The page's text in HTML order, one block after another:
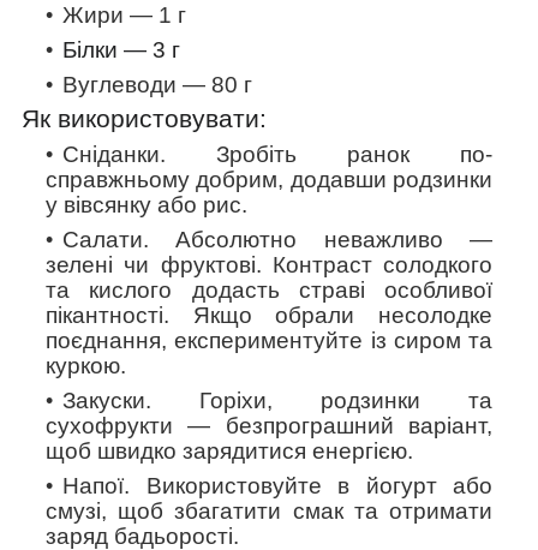
Жири — 1 г
Білки — 3 г
Вуглеводи — 80 г
Як використовувати:
Сніданки. Зробіть ранок по-
справжньому добрим, додавши родзинки
у вівсянку або рис.
Салати. Абсолютно неважливо —
зелені чи фруктові. Контраст солодкого
та кислого додасть страві особливої
пікантності. Якщо обрали несолодке
поєднання, експериментуйте із сиром та
куркою.
Закуски. Горіхи, родзинки та
сухофрукти — безпрограшний варіант,
щоб швидко зарядитися енергією.
Напої. Використовуйте в йогурт або
смузі, щоб збагатити смак та отримати
заряд бадьорості.